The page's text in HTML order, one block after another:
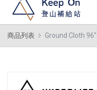
商品列表 Ground Cloth